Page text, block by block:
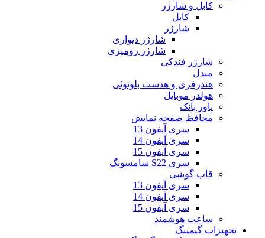
کابل و شارژر
کابل
شارژر
شارژر دیواری
شارژر رومیزی
شارژر فندکی
مبدل
هندزفری و هدست بلوتوثی
هولدر موبایل
پاور بانک
محافظ صفحه نمایش
سری آیفون 13
سری آیفون 14
سری آیفون 15
سری S22 سامسونگ
قاب گوشی
سری آیفون 13
سری آیفون 14
سری آیفون 15
ساعت هوشمند
تجهیزات گیمینگ